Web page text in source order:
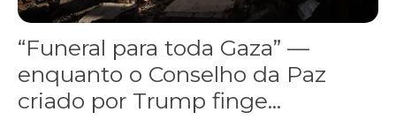
“Funeral para toda Gaza” —
enquanto o Conselho da Paz
criado por Trump finge...